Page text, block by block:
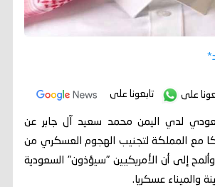
على تابعونا على
لدي اليمن محمد سعيد آل جابر عن
مع المملكة لتجنيب الهجوم العسكري من
وألمح إلى أن الأمريكيين "سيؤذون" السعودية
والميناء عسكريا.